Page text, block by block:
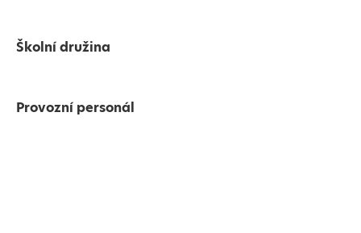
Školní družina
Provozní personál